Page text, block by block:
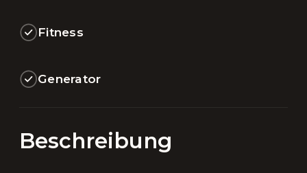
Fitness
Generator
Beschreibung